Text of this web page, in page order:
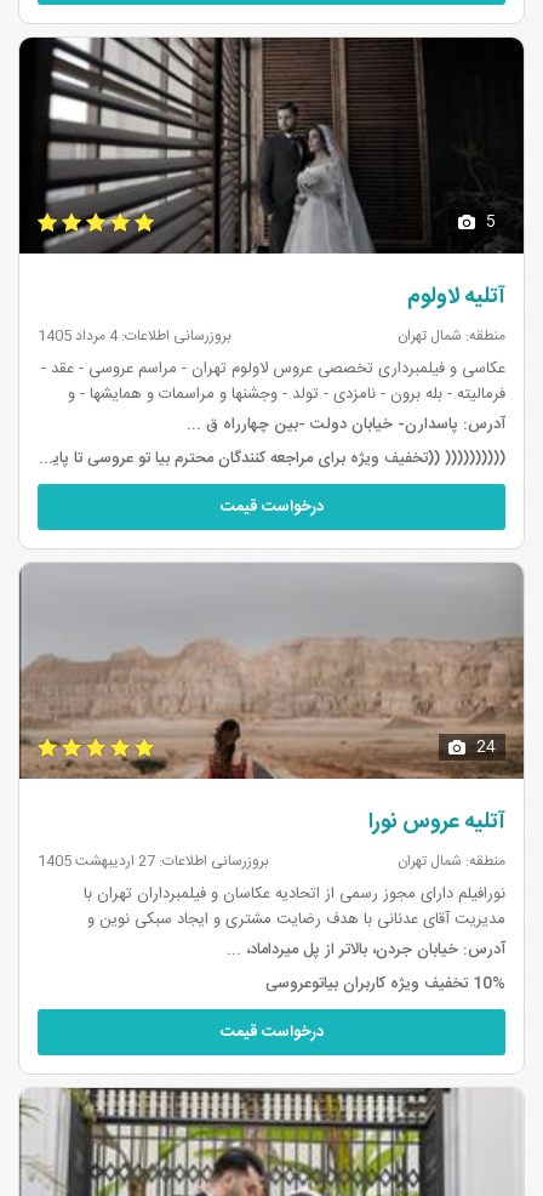
5
آتلیه لاولوم
منطقه: شمال تهران بروزرسانی اطلاعات: 4 مرداد 1405
عکاسی و فیلمبرداری تخصصی عروس لاولوم تهران - مراسم عروسی - عقد -
فرمالیته - بله برون - نامزدی - تولد - وجشنها و مراسمات و همایشها - و
صنعتی و کسب و کار - ✨✨✨✨ - آتلیه لاولوم با تمرکز بر ثبت حرفه ای و ...
آدرس: پاسدارن- خیابان دولت -بین چهارراه ق ...
(((((((((( ((تخفیف ویژه برای مراجعه کنندگان محترم بیا تو عروسی تا پایان مرداد ماه))))))))))
درخواست قیمت
24
آتلیه عروس نورا
منطقه: شمال تهران بروزرسانی اطلاعات: 27 اردیبهشت 1405
نورافیلم دارای مجوز رسمی از اتحادیه عکاسان و فیلمبرداران تهران با
مدیریت آقای عدنانی با هدف رضایت مشتری و ایجاد سبکی نوین و
متفاوت در عکاسی و فیلمبرداری فعالیت خود را با امکانات و تجهیزات حرفه
ای به ر...
آدرس: خیابان جردن، بالاتر از پل میرداماد، ...
10% تخفیف ویژه کاربران بیاتوعروسی
درخواست قیمت